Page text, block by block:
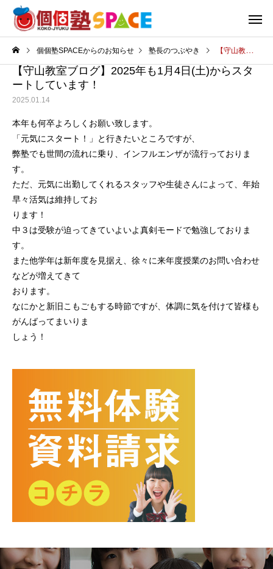
個個塾SPACEからのお知らせ 塾長のつぶやき 【守山教室ブログ】2025年も1月4日(土)からスタートしています！
【守山教室ブログ】2025年も1月4日(土)からスタ
ートしています！
2025.01.14
本年も何卒よろしくお願い致します。
「元気にスタート！」と行きたいところですが、
弊塾でも世間の流れに乗り、インフルエンザが流行っておりま
す。
ただ、元気に出勤してくれるスタッフや生徒さんによって、年始
早々活気は維持してお
ります！
中３は受験が迫ってきていよいよ真剣モードで勉強しておりま
す。
また他学年は新年度を見据え、徐々に来年度授業のお問い合わせ
などが増えてきて
おります。
なにかと新旧こもごもする時節ですが、体調に気を付けて皆様も
がんばってまいりま
しょう！